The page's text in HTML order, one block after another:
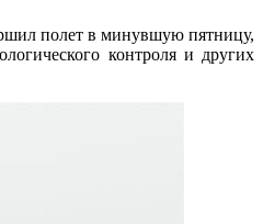
полет в минувшую пятницу,
контроля и других